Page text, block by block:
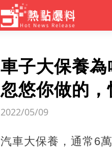
車子大保養
忽悠你做的，
2022/05/09
汽車大保養，通常6